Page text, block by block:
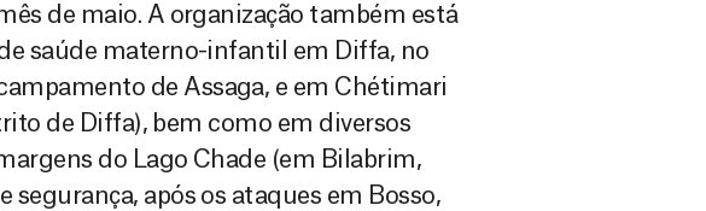
de maio. A organização também está
saúde materno-infantil em Diffa, no
de Assaga, e em Chétimari
de Diffa), bem como em diversos
do Lago Chade (em Bilabrim,
segurança, após os ataques em Bosso,